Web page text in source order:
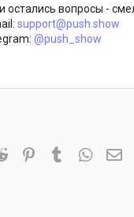
остались вопросы -
support@push.show
@push_show
Reddit PinterestTumblr